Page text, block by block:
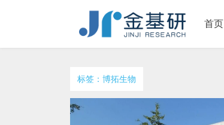
首页
标签：博拓生物